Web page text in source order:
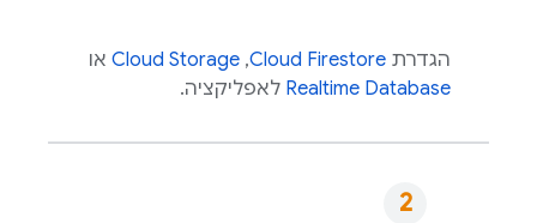
הגדרת Cloud Firestore
,‏
Cloud Storage או
Realtime Database לאפליקציה.